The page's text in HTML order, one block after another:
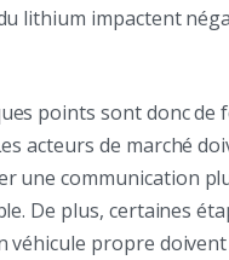
lithium impactent
points sont donc de
acteurs de marché
une communication
De plus, certaines
véhicule propre